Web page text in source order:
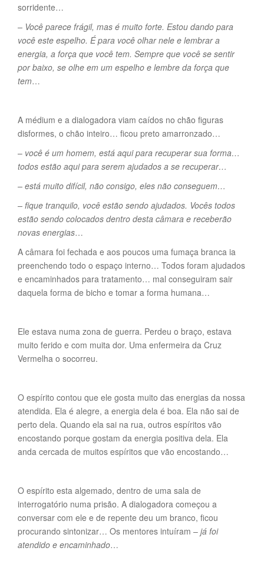
sorridente…
– Você parece frágil, mas é muito forte. Estou dando para
você este espelho. É para você olhar nele e lembrar a
energia, a força que você tem. Sempre que você se sentir
por baixo, se olhe em um espelho e lembre da força que
tem…
A médium e a dialogadora viam caídos no chão figuras
disformes, o chão inteiro… ficou preto amarronzado…
– você é um homem, está aqui para recuperar sua forma…
todos estão aqui para serem ajudados a se recuperar…
– está muito difícil, não consigo, eles não conseguem…
– fique tranquilo, você estão sendo ajudados. Vocês todos
estão sendo colocados dentro desta câmara e receberão
novas energias…
A câmara foi fechada e aos poucos uma fumaça branca ia
preenchendo todo o espaço interno… Todos foram ajudados
e encaminhados para tratamento… mal conseguiram sair
daquela forma de bicho e tomar a forma humana…
Ele estava numa zona de guerra. Perdeu o braço, estava
muito ferido e com muita dor. Uma enfermeira da Cruz
Vermelha o socorreu.
O espírito contou que ele gosta muito das energias da nossa
atendida. Ela é alegre, a energia dela é boa. Ela não sai de
perto dela. Quando ela sai na rua, outros espíritos vão
encostando porque gostam da energia positiva dela. Ela
anda cercada de muitos espíritos que vão encostando…
O espírito esta algemado, dentro de uma sala de
interrogatório numa prisão. A dialogadora começou a
conversar com ele e de repente deu um branco, ficou
procurando sintonizar… Os mentores intuíram – já foi
atendido e encaminhado…